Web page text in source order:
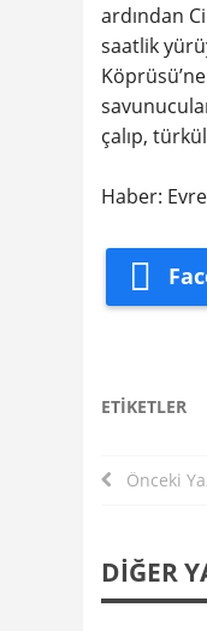
ardından
saatlik
çalıp,
Haber:
ETIKETLER
Önceki
DIĞER